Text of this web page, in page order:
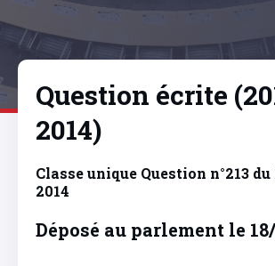
Question écrite
2014)
Classe unique Question n°213
2014
Déposé au parlement le